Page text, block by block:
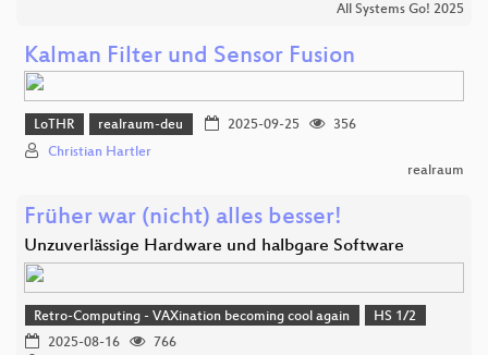
All Systems Go! 2025
Kalman Filter und Sensor Fusion
LoTHR realraum-deu 2025-09-25
356
Christian Hartler
realraum
Früher war (nicht) alles besser!
Unzuverlässige Hardware und halbgare Software
Retro-Computing - VAXination becoming cool again
HS 1/2
2025-08-16
766